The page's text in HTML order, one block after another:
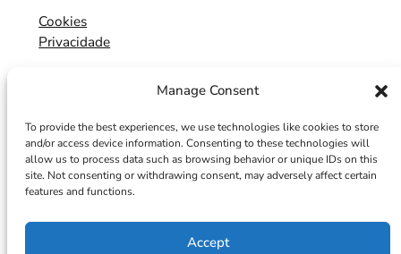
Manage Consent
To provide the best experiences, we use technologies like cookies to store
and/or access device information. Consenting to these technologies will
allow us to process data such as browsing behavior or unique IDs on this
site. Not consenting or withdrawing consent, may adversely affect certain
features and functions.
Accept
Cookies
Privacidade